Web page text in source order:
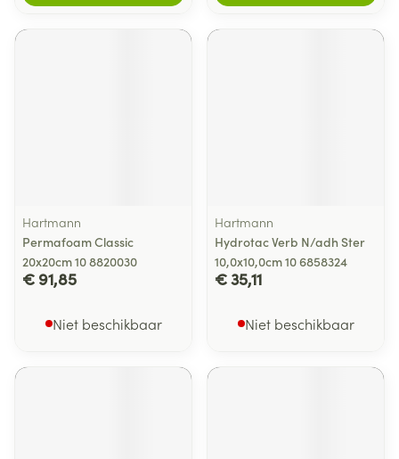
Hartmann
Permafoam Classic
20x20cm 10 8820030
€ 91,85
Niet beschikbaar
Hartmann
Hydrotac Verb N/adh Ster
10,0x10,0cm 10 6858324
€ 35,11
Niet beschikbaar